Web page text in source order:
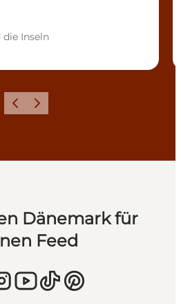
Inseln
ZurückWeiter
Dänemark für
Feed